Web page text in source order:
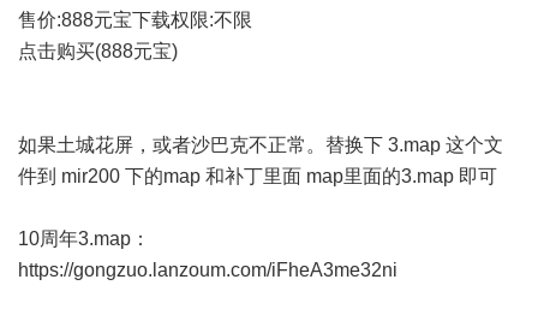
售价:888元宝下载权限:不限
点击购买(888元宝)
如果土城花屏，或者沙巴克不正常。替换下 3.map 这个文
件到 mir200 下的map 和补丁里面 map里面的3.map 即可
10周年3.map：
https://gongzuo.lanzoum.com/iFheA3me32ni